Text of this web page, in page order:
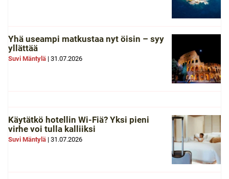
Yhä useampi matkustaa nyt öisin – syy
yllättää
Suvi Mäntylä | 31.07.2026
Käytätkö hotellin Wi-Fiä? Yksi pieni
virhe voi tulla kalliiksi
Suvi Mäntylä | 31.07.2026